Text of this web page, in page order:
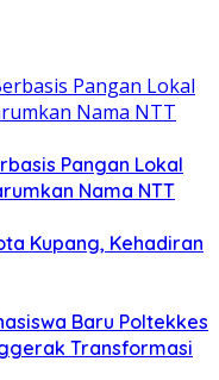
Pangan Lokal
Nama NTT
Kupang, Kehadiran
Baru Poltekkes
Transformasi